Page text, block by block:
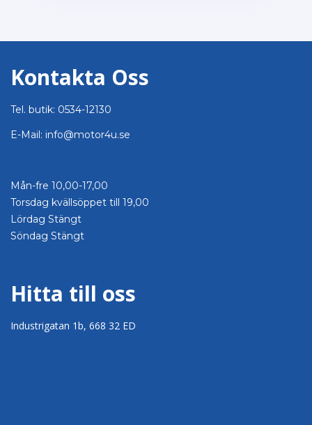
Kontakta Oss
Tel. butik: 0534-12130
E-Mail: info@motor4u.se
Mån-fre 10,00-17,00
Torsdag kvällsöppet till 19,00
Lördag Stängt
Söndag Stängt
Hitta till oss
Industrigatan 1b, 668 32 ED